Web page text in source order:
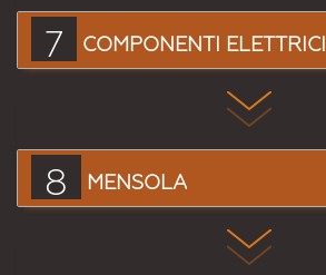
7 COMPONENTI ELETTRICI
8 MENSOLA